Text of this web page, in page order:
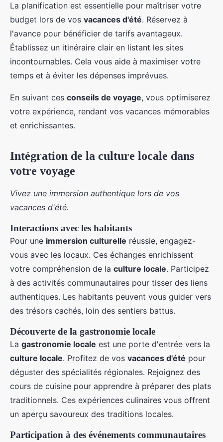
La planification est essentielle pour maîtriser votre
budget lors de vos vacances d'été. Réservez à
l'avance pour bénéficier de tarifs avantageux.
Établissez un itinéraire clair en listant les sites
incontournables. Cela vous aide à maximiser votre
temps et à éviter les dépenses imprévues.
En suivant ces conseils de voyage, vous optimiserez
votre expérience, rendant vos vacances mémorables
et enrichissantes.
Intégration de la culture locale dans
votre voyage
Vivez une immersion authentique lors de vos
vacances d'été.
Interactions avec les habitants
Pour une immersion culturelle réussie, engagez-
vous avec les locaux. Ces échanges enrichissent
votre compréhension de la culture locale. Participez
à des activités communautaires pour tisser des liens
authentiques. Les habitants peuvent vous guider vers
des trésors cachés, loin des sentiers battus.
Découverte de la gastronomie locale
La gastronomie locale est une porte d'entrée vers la
culture locale. Profitez de vos vacances d'été pour
déguster des spécialités régionales. Rejoignez des
cours de cuisine pour apprendre à préparer des plats
traditionnels. Ces expériences culinaires vous offrent
un aperçu savoureux des traditions locales.
Participation à des événements communautaires